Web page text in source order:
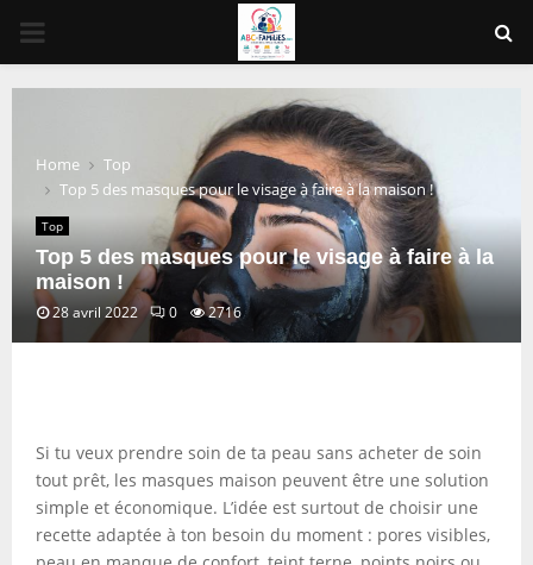
PRIMARY
MENU
Home
Top
Top 5 des masques pour le visage à faire à la maison !
Top
Top 5 des masques pour le visage à faire à la
maison !
28 avril 2022 0 2716
Si tu veux prendre soin de ta peau sans acheter de soin
tout prêt, les masques maison peuvent être une solution
simple et économique. L’idée est surtout de choisir une
recette adaptée à ton besoin du moment : pores visibles,